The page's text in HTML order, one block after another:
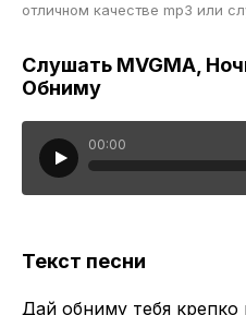
отличном качестве mp3 или
Слушать MVGMA,
Обниму
00:00
Текст песни
Дай обниму тебя крепко